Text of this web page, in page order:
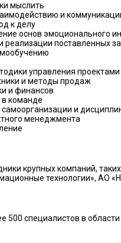
мыслить
и
к делу
основ эмоционального
реализации поставленных
управления проектами
и методы продаж
и финансов
в команде
самоорганизации и
менеджмента
крупных компаний,
технологии», АО
специалистов в области